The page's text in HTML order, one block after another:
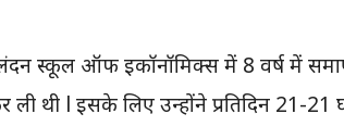
स्कूल ऑफ इकॉनॉमिक्स में 8 वर्ष में
ली थी l इसके लिए उन्होंने प्रतिदिन 21-21